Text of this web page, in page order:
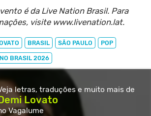
é da Live Nation Brasil. Para
visite www.livenation.lat.
BRASIL SÃO PAULO POP
BRASIL 2026
letras, traduções e muito mais de
Lovato
Vagalume